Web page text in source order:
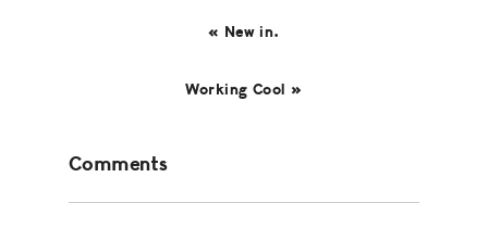
« New in.
Working Cool »
Interactions
Comments